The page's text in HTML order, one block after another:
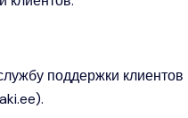
поддержки клиентов